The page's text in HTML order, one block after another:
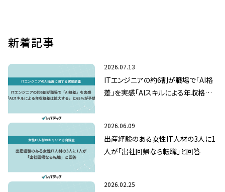
新着記事
2026.07.13
ITエンジニアの約6割が職場で「AI格
差」を実感「AIスキルによる年収格差
2026.06.09
出産経験のある女性IT人材の3人に1
人が「出社回帰なら転職」と回答
2026.02.25